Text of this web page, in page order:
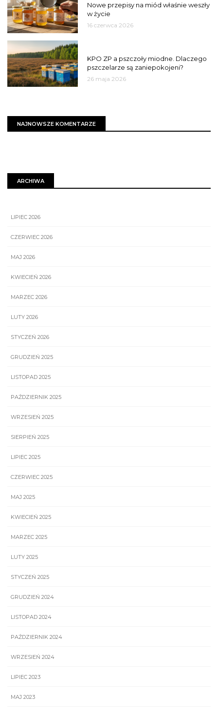
Nowe przepisy na miód właśnie weszły
w życie
16 czerwca 2026
KPO ZP a pszczoły miodne. Dlaczego
pszczelarze są zaniepokojeni?
26 maja 2026
NAJNOWSZE KOMENTARZE
ARCHIWA
LIPIEC 2026
CZERWIEC 2026
MAJ 2026
KWIECIEŃ 2026
MARZEC 2026
LUTY 2026
STYCZEŃ 2026
GRUDZIEŃ 2025
LISTOPAD 2025
PAŹDZIERNIK 2025
WRZESIEŃ 2025
SIERPIEŃ 2025
LIPIEC 2025
CZERWIEC 2025
MAJ 2025
KWIECIEŃ 2025
MARZEC 2025
LUTY 2025
STYCZEŃ 2025
GRUDZIEŃ 2024
LISTOPAD 2024
PAŹDZIERNIK 2024
WRZESIEŃ 2024
LIPIEC 2023
MAJ 2023